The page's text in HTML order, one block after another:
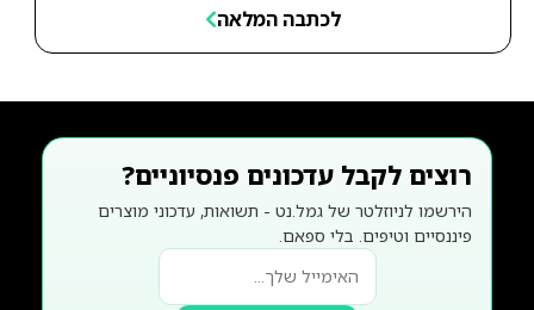
לכתבה המלאה
רוצים לקבל עדכונים פנסיוניים?
הירשמו לניוזלטר של גמל.נט - תשואות, עדכוני מוצרים
פיננסיים וטיפים. בלי ספאם.